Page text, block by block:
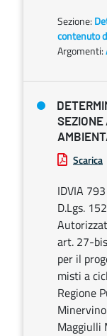
Sezione:
contenuto
Argomenti:
SEZIONE
Scarica
IDVIA
D.Lgs.
art. 27-
per il
misti a
Regione
Minervino
Maggiulli